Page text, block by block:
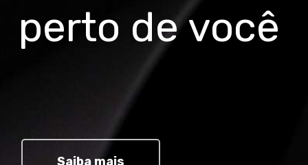
perto de você
Saiba mais